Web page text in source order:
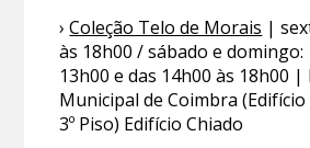
›Coleção Telo de Morais |
às 18h00 / sábado e domingo:
13h00 e das 14h00 às 18h00 |
Municipal de Coimbra (Edifício
3º Piso) Edifício Chiado